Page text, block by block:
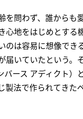
を問わず、誰から
心地をはじめとす
のは容易に想像で
届いていたという。
バース アディクト
製法で作られてき